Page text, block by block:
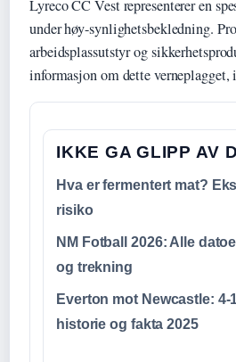
Lyreco CC Vest representerer en
under høy-synlighetsbekledning.
arbeidsplassutstyr og
informasjon om dette verneplagget,
IKKE GA GLIPP AV
Hva er fermentert mat?
risiko
NM Fotball 2026: Alle
og trekning
Everton mot Newcastle: 4-
historie og fakta 2025